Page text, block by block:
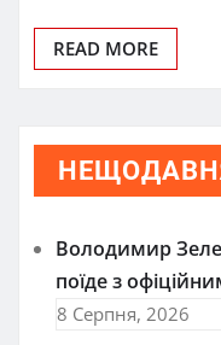
READ MORE
Володимир
поїде з
8 Серпня, 2026